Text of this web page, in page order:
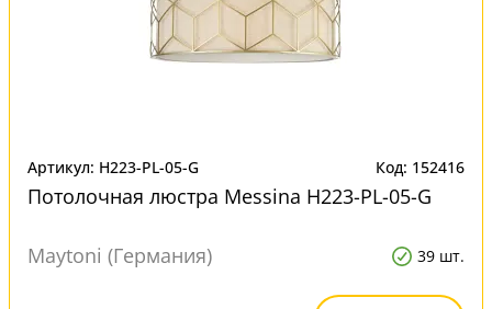
Артикул: H223-PL-05-G Код: 152416
Потолочная люстра Messina H223-PL-05-G
Maytoni (Германия) 39 шт.